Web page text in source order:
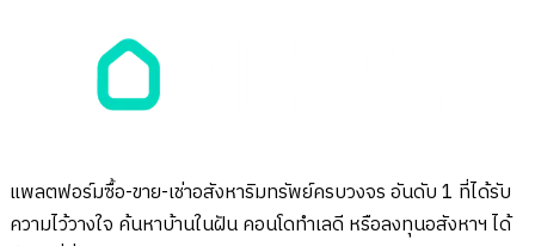
แพลตฟอร์มซื้อ-ขาย-เช่าอสังหาริมทรัพย์ครบวงจร อันดับ 1 ที่ได้รับ
ความไว้วางใจ ค้นหาบ้านในฝัน คอนโดทำเลดี หรือลงทุนอสังหาฯ ได้